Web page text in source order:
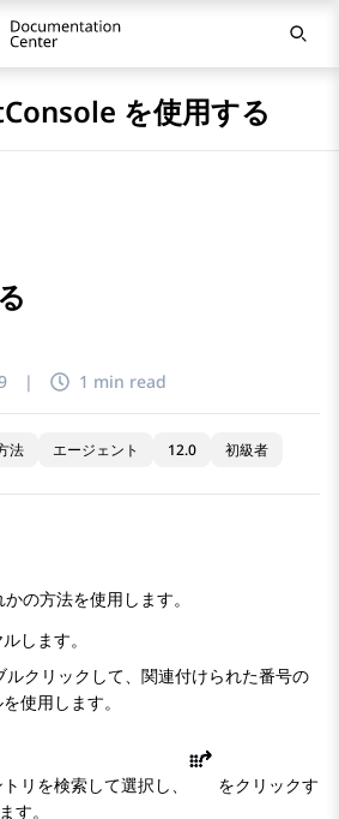
を使用する
オプション
| 1 min read
法 エージェント 12.0 初級者
の方法を使用します。
します。
ルクリックして、関連付けられた番号の
使用します。
リを検索して選択し、
をクリックす
す。